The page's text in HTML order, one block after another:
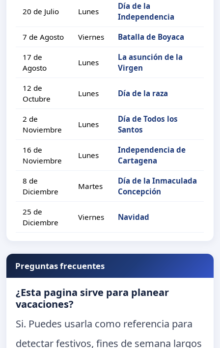
20 de Julio Lunes
Día de la
Independencia
7 de Agosto Viernes Batalla de Boyaca
17 de
Agosto
Lunes
La asunción de la
Virgen
12 de
Octubre
Lunes Día de la raza
2 de
Noviembre
Lunes
Día de Todos los
Santos
16 de
Noviembre
Lunes
Independencia de
Cartagena
8 de
Diciembre
Martes
Día de la Inmaculada
Concepción
25 de
Diciembre
Viernes Navidad
Preguntas frecuentes
¿Esta pagina sirve para planear
vacaciones?
Si. Puedes usarla como referencia para
detectar festivos, fines de semana largos